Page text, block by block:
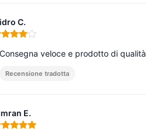
C.
4 su 5
Consegna veloce e prodotto di qualità
Recensione tradotta
E.
5 su 5